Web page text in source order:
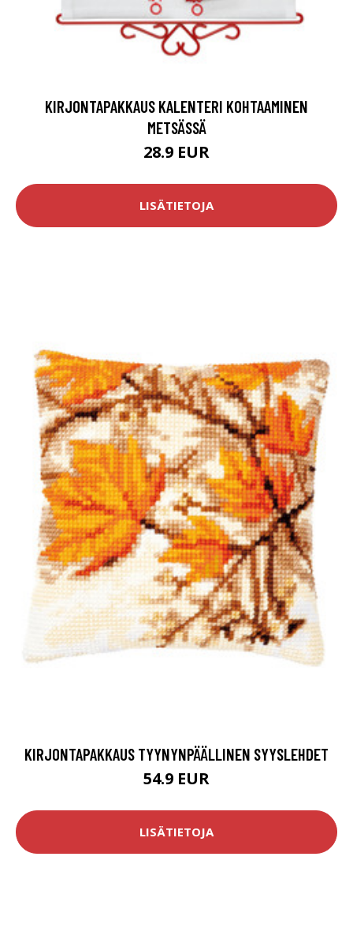
KIRJONTAPAKKAUS KALENTERI KOHTAAMINEN
METSÄSSÄ
28.9 EUR
LISÄTIETOJA
KIRJONTAPAKKAUS TYYNYNPÄÄLLINEN SYYSLEHDET
54.9 EUR
LISÄTIETOJA